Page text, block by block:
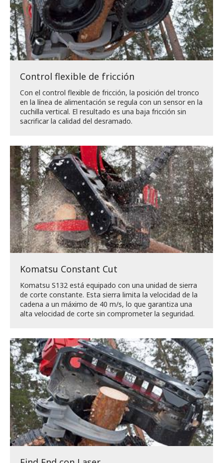
Control flexible de fricción
Con el control flexible de fricción, la posición del tronco
en la línea de alimentación se regula con un sensor en la
cuchilla vertical. El resultado es una baja fricción sin
sacrificar la calidad del desramado.
Komatsu Constant Cut
Komatsu S132 está equipado con una unidad de sierra
de corte constante. Esta sierra limita la velocidad de la
cadena a un máximo de 40 m/s, lo que garantiza una
alta velocidad de corte sin comprometer la seguridad.